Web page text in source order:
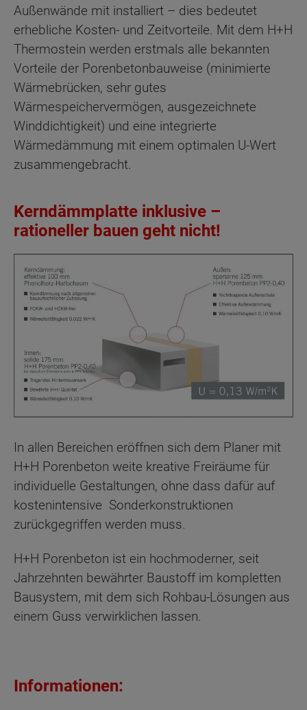
Außenwände mit installiert – dies bedeutet
erhebliche Kosten- und Zeitvorteile. Mit dem H+H
Thermostein werden erstmals alle bekannten
Vorteile der Porenbetonbauweise (minimierte
Wärmebrücken, sehr gutes
Wärmespeichervermögen, ausgezeichnete
Winddichtigkeit) und eine integrierte
Wärmedämmung mit einem optimalen U-Wert
zusammengebracht.
Kerndämmplatte inklusive –
rationeller bauen geht nicht!
In allen Bereichen eröffnen sich dem Planer mit
H+H Porenbeton weite kreative Freiräume für
individuelle Gestaltungen, ohne dass dafür auf
kostenintensive Sonderkonstruktionen
zurückgegriffen werden muss.
H+H Porenbeton ist ein hochmoderner, seit
Jahrzehnten bewährter Baustoff im kompletten
Bausystem, mit dem sich Rohbau-Lösungen aus
einem Guss verwirklichen lassen.
Informationen: